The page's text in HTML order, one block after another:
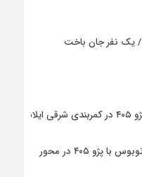
۳ کشته و یک مصدوم در برخورد اتوبوس با پژو ۴۰۵ در محور